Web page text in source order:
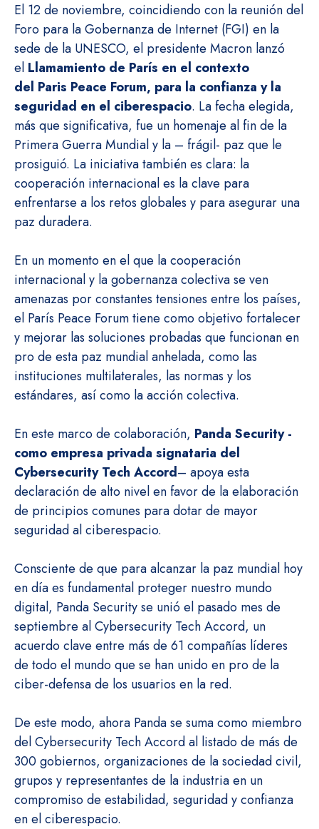
El 12 de noviembre, coincidiendo con la reunión del
Foro para la Gobernanza de Internet (FGI) en la
sede de la UNESCO, el presidente Macron lanzó
el Llamamiento de París en el contexto
del Paris Peace Forum, para la confianza y la
seguridad en el ciberespacio. La fecha elegida,
más que significativa, fue un homenaje al fin de la
Primera Guerra Mundial y la – frágil- paz que le
prosiguió. La iniciativa también es clara: la
cooperación internacional es la clave para
enfrentarse a los retos globales y para asegurar una
paz duradera.
En un momento en el que la cooperación
internacional y la gobernanza colectiva se ven
amenazas por constantes tensiones entre los países,
el París Peace Forum tiene como objetivo fortalecer
y mejorar las soluciones probadas que funcionan en
pro de esta paz mundial anhelada, como las
instituciones multilaterales, las normas y los
estándares, así como la acción colectiva.
En este marco de colaboración, Panda Security -
como empresa privada signataria del
Cybersecurity Tech Accord– apoya esta
declaración de alto nivel en favor de la elaboración
de principios comunes para dotar de mayor
seguridad al ciberespacio.
Consciente de que para alcanzar la paz mundial hoy
en día es fundamental proteger nuestro mundo
digital, Panda Security se unió el pasado mes de
septiembre al Cybersecurity Tech Accord, un
acuerdo clave entre más de 61 compañías líderes
de todo el mundo que se han unido en pro de la
ciber-defensa de los usuarios en la red.
De este modo, ahora Panda se suma como miembro
del Cybersecurity Tech Accord al listado de más de
300 gobiernos, organizaciones de la sociedad civil,
grupos y representantes de la industria en un
compromiso de estabilidad, seguridad y confianza
en el ciberespacio.